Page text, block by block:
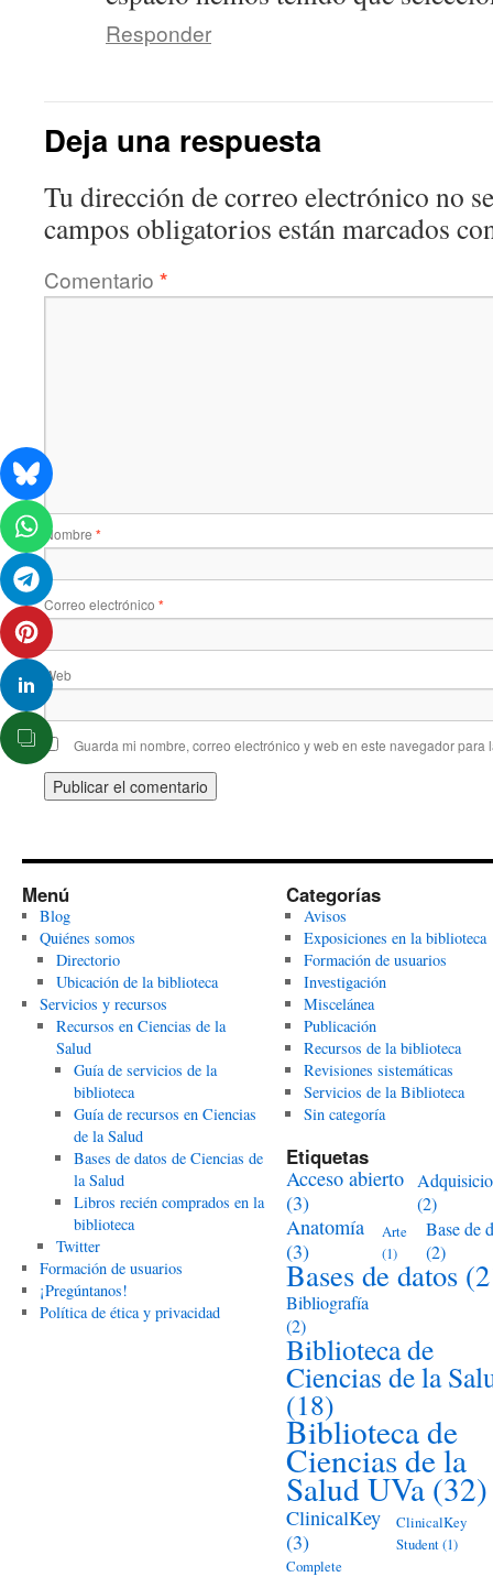
Responder
Deja una respuesta
Tu dirección de correo electrónico no
campos obligatorios están marcados
Comentario *
Nombre *
Correo electrónico *
Web
Guarda mi nombre, correo electrónico y web en este navegador para
Menú
Blog
Quiénes somos
Directorio
Ubicación de la biblioteca
Servicios y recursos
Recursos en Ciencias de la
Salud
Guía de servicios de la
biblioteca
Guía de recursos en Ciencias
de la Salud
Bases de datos de Ciencias de
la Salud
Libros recién comprados en la
biblioteca
Twitter
Formación de usuarios
¡Pregúntanos!
Política de ética y privacidad
Categorías
Avisos
Exposiciones en la biblioteca
Formación de usuarios
Investigación
Miscelánea
Publicación
Recursos de la biblioteca
Revisiones sistemáticas
Servicios de la Biblioteca
Sin categoría
Etiquetas
Acceso abierto
(3)
(2)
Anatomía
(3)
Arte
(1)
Base de
(2)
Bases de datos
Bibliografía
(2)
Biblioteca de
Ciencias de la
(18)
Biblioteca de
Ciencias de la
Salud UVa (32)
ClinicalKey
(3)
ClinicalKey
Student(1)
Complete